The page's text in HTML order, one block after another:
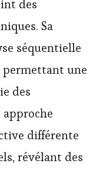
des
Sa
séquentielle
permettant une
des
différente
révélant des